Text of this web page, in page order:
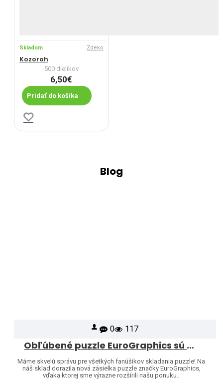
Skladom Zdeko
Kozoroh
500 dielikov
6,50€
Pridať do košíka
Blog
0 117
Obľúbené puzzle EuroGraphics sú opäť skladom – a ponuku sme rozšírili o ďalšie motívy!
Máme skvelú správu pre všetkých fanúšikov skladania puzzle! Na
náš sklad dorazila nová zásielka puzzle značky EuroGraphics,
vďaka ktorej sme výrazne rozšírili našu ponuku..